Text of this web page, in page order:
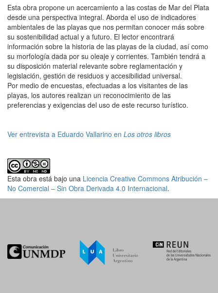
Esta obra propone un acercamiento a las costas de Mar del Plata
desde una perspectiva integral. Aborda el uso de indicadores
ambientales de las playas que nos permitan conocer más sobre
su sostenibilidad actual y a futuro. El lector encontrará
información sobre la historia de las playas de la ciudad, así como
su morfología dada por su oleaje y corrientes. También tendrá a
su disposición material relevante sobre reglamentación y
legislación, gestión de residuos y accesibilidad universal.
Por medio de encuestas, efectuadas a los visitantes de las
playas, los autores realizan un reconocimiento de las
preferencias y exigencias del uso de este recurso turístico.
Ver entrevista a Eduardo Vallarino en Los otros libros
Esta obra está bajo una Licencia Creative Commons Atribución –
No Comercial – Sin Obra Derivada 4.0 Internacional.